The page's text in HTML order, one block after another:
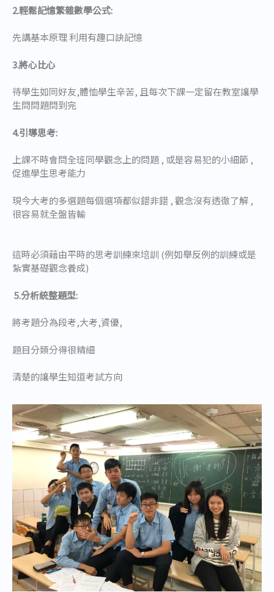
2.輕鬆記憶繁雜數學公式:
先講基本原理 利用有趣口訣記憶
3.將心比心
待學生如同好友,體恤學生辛苦, 且每次下課一定留在教室讓學
生問問題問到完
4.引導思考:
上課不時會問全班同學觀念上的問題 , 或是容易犯的小細節 ,
促進學生思考能力
現今大考的多選題每個選項都似錯非錯 , 觀念沒有透徹了解 ,
很容易就全盤皆輸
這時必須藉由平時的思考訓練來培訓 (例如舉反例的訓練或是
紮實基礎觀念養成)
5.分析統整題型:
將考題分為段考,大考,資優,
題目分類分得很精細
清楚的讓學生知道考試方向